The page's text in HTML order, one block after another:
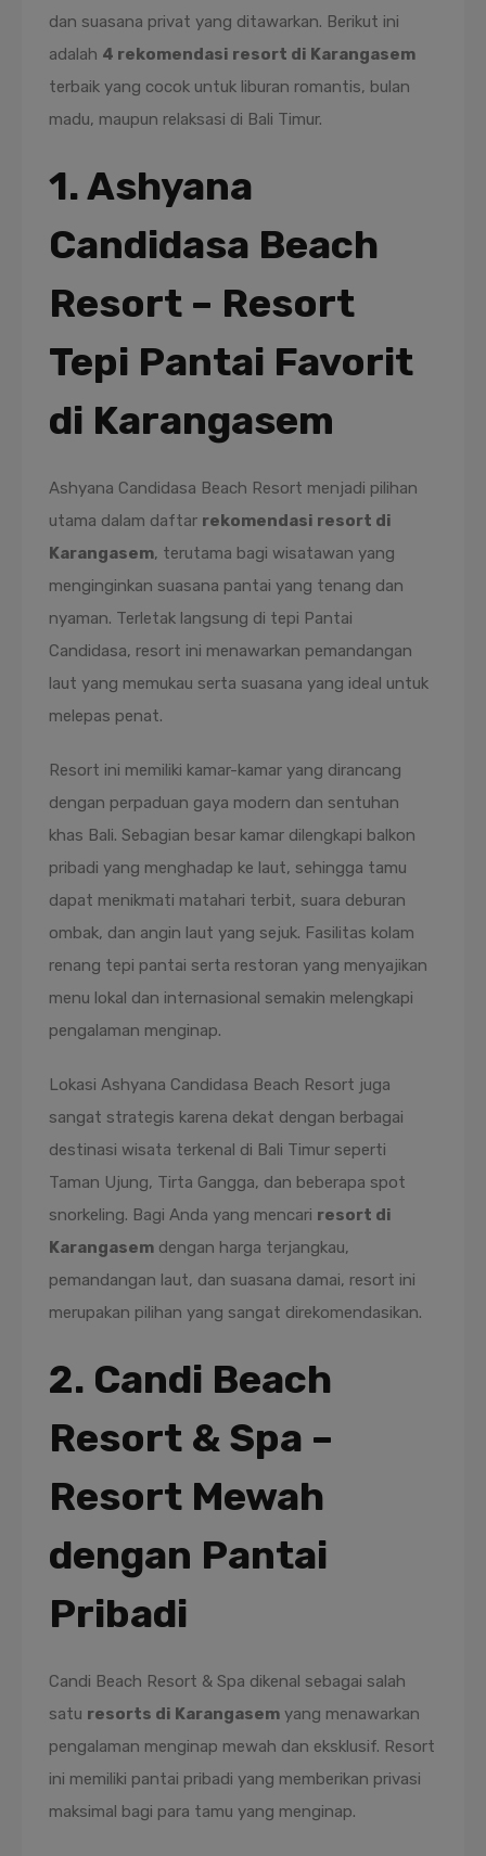
dan suasana privat yang ditawarkan. Berikut ini
adalah 4 rekomendasi resort di Karangasem
terbaik yang cocok untuk liburan romantis, bulan
madu, maupun relaksasi di Bali Timur.
1. Ashyana
Candidasa Beach
Resort – Resort
Tepi Pantai Favorit
di Karangasem
Ashyana Candidasa Beach Resort menjadi pilihan
utama dalam daftar rekomendasi resort di
Karangasem, terutama bagi wisatawan yang
menginginkan suasana pantai yang tenang dan
nyaman. Terletak langsung di tepi Pantai
Candidasa, resort ini menawarkan pemandangan
laut yang memukau serta suasana yang ideal untuk
melepas penat.
Resort ini memiliki kamar-kamar yang dirancang
dengan perpaduan gaya modern dan sentuhan
khas Bali. Sebagian besar kamar dilengkapi balkon
pribadi yang menghadap ke laut, sehingga tamu
dapat menikmati matahari terbit, suara deburan
ombak, dan angin laut yang sejuk. Fasilitas kolam
renang tepi pantai serta restoran yang menyajikan
menu lokal dan internasional semakin melengkapi
pengalaman menginap.
Lokasi Ashyana Candidasa Beach Resort juga
sangat strategis karena dekat dengan berbagai
destinasi wisata terkenal di Bali Timur seperti
Taman Ujung, Tirta Gangga, dan beberapa spot
snorkeling. Bagi Anda yang mencari resort di
Karangasem dengan harga terjangkau,
pemandangan laut, dan suasana damai, resort ini
merupakan pilihan yang sangat direkomendasikan.
2. Candi Beach
Resort & Spa –
Resort Mewah
dengan Pantai
Pribadi
Candi Beach Resort & Spa dikenal sebagai salah
satu resorts di Karangasem yang menawarkan
pengalaman menginap mewah dan eksklusif. Resort
ini memiliki pantai pribadi yang memberikan privasi
maksimal bagi para tamu yang menginap.